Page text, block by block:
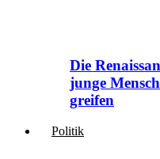
Die
junge
greifen
Politik